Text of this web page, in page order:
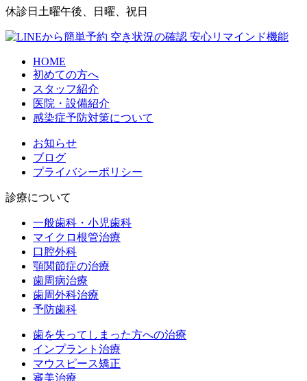
休診日 土曜午後、日曜、祝日
HOME
初めての方へ
スタッフ紹介
医院・設備紹介
感染症予防対策について
お知らせ
ブログ
プライバシーポリシー
診療について
一般歯科・小児歯科
マイクロ根管治療
口腔外科
顎関節症の治療
歯周病治療
歯周外科治療
予防歯科
歯を失ってしまった方への治療
インプラント治療
マウスピース矯正
審美治療